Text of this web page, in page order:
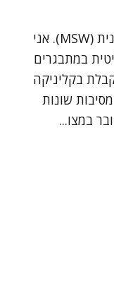
שמי גל ויינשטיין, עובדת סוציאלית קלינית (MSW). אני
במתבגרים
בקליניקה
שונות
במצו...